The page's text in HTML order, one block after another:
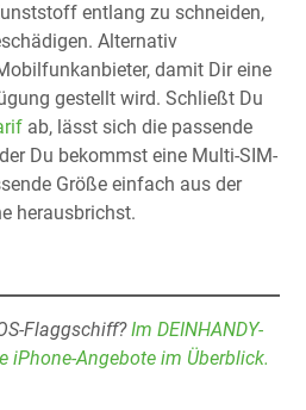
entlang zu schneiden,
Alternativ
damit Dir eine
gestellt wird. Schließt Du
ab, lässt sich die passende
Du bekommst eine Multi-SIM-
Größe einfach aus der
herausbrichst.
Flaggschiff?Im DEINHANDY-
iPhone-Angebote im Überblick.